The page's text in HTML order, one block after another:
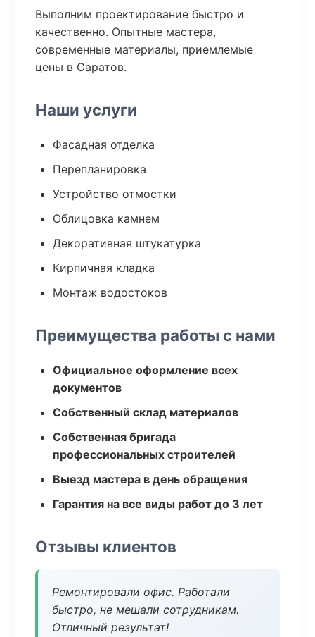
Выполним проектирование быстро и
качественно. Опытные мастера,
современные материалы, приемлемые
цены в Саратов.
Наши услуги
Фасадная отделка
Перепланировка
Устройство отмостки
Облицовка камнем
Декоративная штукатурка
Кирпичная кладка
Монтаж водостоков
Преимущества работы с нами
Официальное оформление всех
документов
Собственный склад материалов
Собственная бригада
профессиональных строителей
Выезд мастера в день обращения
Гарантия на все виды работ до 3 лет
Отзывы клиентов
Ремонтировали офис. Работали
быстро, не мешали сотрудникам.
Отличный результат!